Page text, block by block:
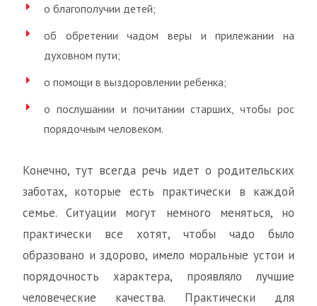
о благополучии детей;
об обретении чадом веры и прилежании на
духовном пути;
о помощи в выздоровлении ребенка;
о послушании и почитании старших, чтобы рос
порядочным человеком.
Конечно, тут всегда речь идет о родительских
заботах, которые есть практически в каждой
семье. Ситуации могут немного меняться, но
практически все хотят, чтобы чадо было
образовано и здорово, имело моральные устои и
порядочность характера, проявляло лучшие
человеческие качества. Практически для